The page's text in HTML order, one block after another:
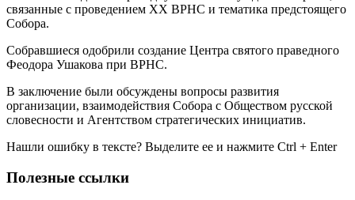
связанные с проведением ХХ ВРНС и тематика предстоящего
Собора.
Собравшиеся одобрили создание Центра святого праведного
Феодора Ушакова при ВРНС.
В заключение были обсуждены вопросы развития
организации, взаимодействия Собора с Обществом русской
словесности и Агентством стратегических инициатив.
Нашли ошибку в тексте? Выделите ее и нажмите Ctrl + Enter
Полезные ссылки